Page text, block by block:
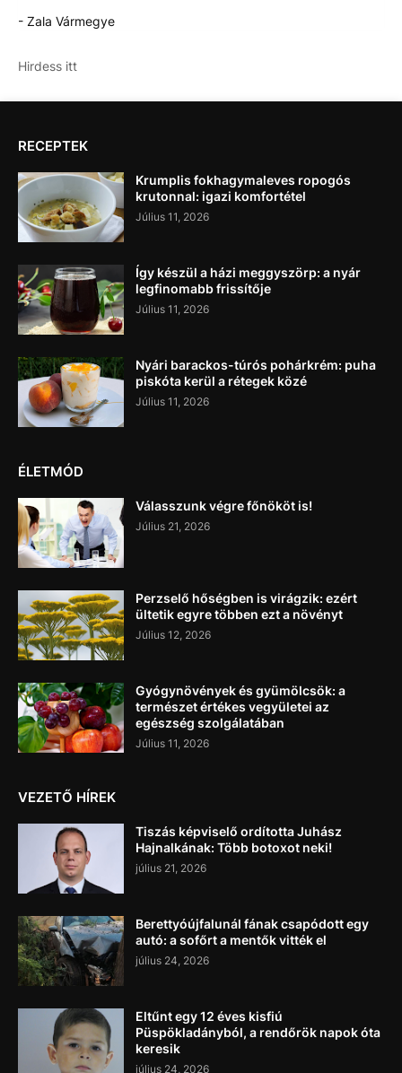
- Zala Vármegye
Hirdess itt
RECEPTEK
Krumplis fokhagymaleves ropogós
krutonnal: igazi komfortétel
Július 11, 2026
Így készül a házi meggyszörp: a nyár
legfinomabb frissítője
Július 11, 2026
Nyári barackos-túrós pohárkrém: puha
piskóta kerül a rétegek közé
Július 11, 2026
ÉLETMÓD
Válasszunk végre főnököt is!
Július 21, 2026
Perzselő hőségben is virágzik: ezért
ültetik egyre többen ezt a növényt
Július 12, 2026
Gyógynövények és gyümölcsök: a
természet értékes vegyületei az
egészség szolgálatában
Július 11, 2026
VEZETŐ HÍREK
Tiszás képviselő ordította Juhász
Hajnalkának: Több botoxot neki!
július 21, 2026
Berettyóújfalunál fának csapódott egy
autó: a sofőrt a mentők vitték el
július 24, 2026
Eltűnt egy 12 éves kisfiú
Püspökladányból, a rendőrök napok óta
keresik
július 24, 2026